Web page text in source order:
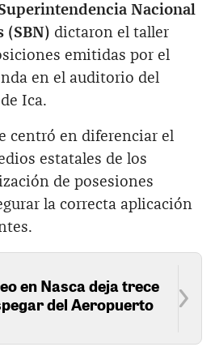
Nacional
(SBN) dictaron el taller
emitidas por el
en el auditorio del
Ica.
centró en diferenciar el
estatales de los
de posesiones
la correcta aplicación
en Nasca deja trece
del Aeropuerto